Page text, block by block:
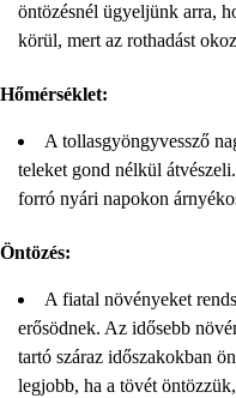
öntözésnél ügyeljünk arra,
körül, mert az rothadást
Hőmérséklet:
A tollasgyöngyvessző
teleket gond nélkül
forró nyári napokon
Öntözés:
A fiatal növényeket
erősödnek. Az idősebb
tartó száraz időszakokban
legjobb, ha a tövét